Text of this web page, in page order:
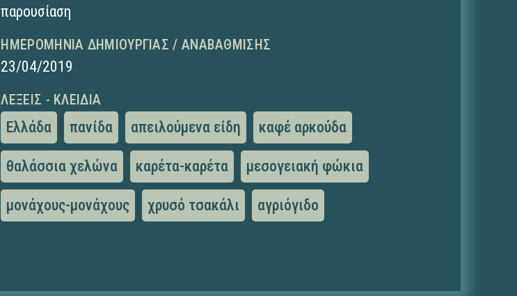
παρουσίαση
ΗΜΕΡΟΜΗΝΊΑ ΔΗΜΙΟΥΡΓΊΑΣ / ΑΝΑΒΆΘΜΙΣΗΣ
23/04/2019
ΛΈΞΕΙΣ - ΚΛΕΙΔΙΆ
Ελλάδα πανίδα απειλούμενα είδη καφέ αρκούδα
θαλάσσια χελώνα καρέτα-καρέτα μεσογειακή φώκια
μονάχους-μονάχους χρυσό τσακάλι αγριόγιδο